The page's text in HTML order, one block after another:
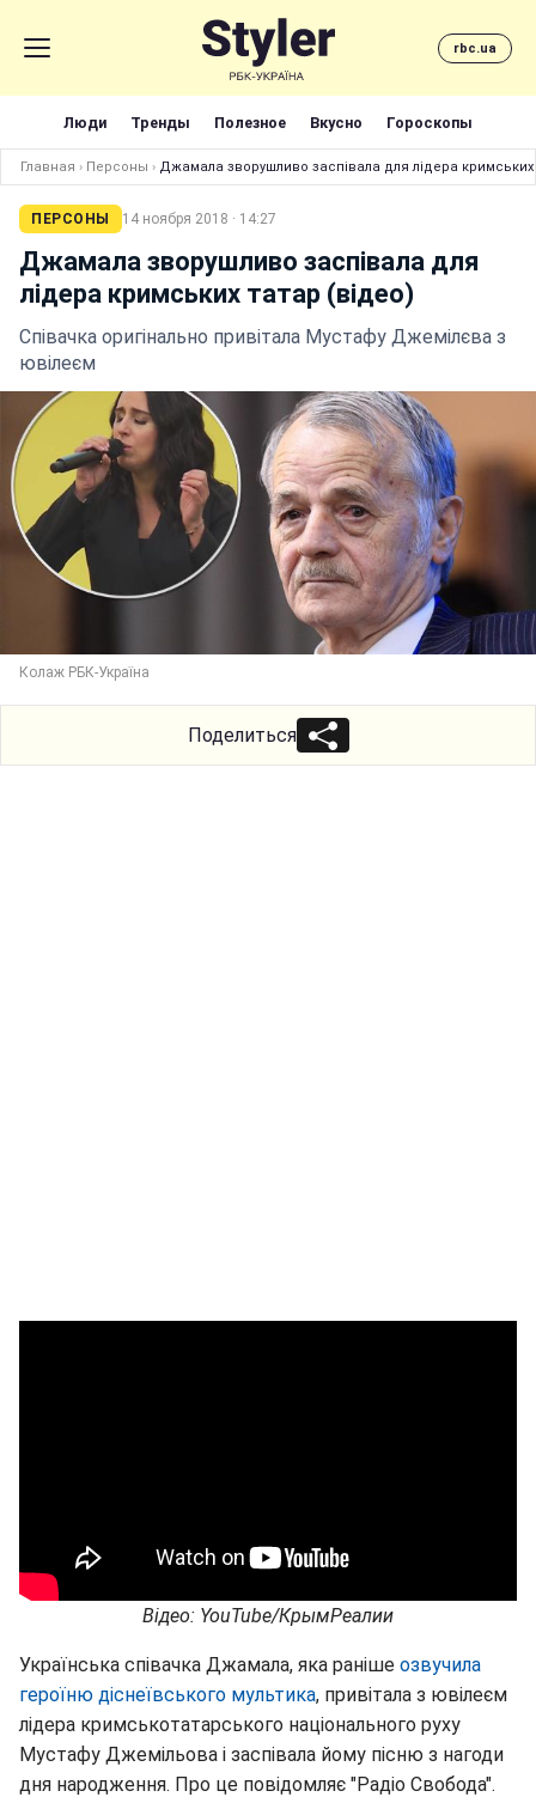
rbc.ua
Люди Тренды Полезное Вкусно Гороскопы
Главная › Персоны › Джамала зворушливо заспівала для лідера кримських
ПЕРСОНЫ 14 ноября 2018 · 14:27
Джамала зворушливо заспівала для
лідера кримських татар (відео)
Співачка оригінально привітала Мустафу Джемілєва з
ювілеєм
Колаж РБК-Україна
Поделиться
Відео: YouTube/КрымРеалии
Українська співачка Джамала, яка раніше озвучила
героїню діснеївського мультика, привітала з ювілеєм
лідера кримськотатарського національного руху
Мустафу Джемільова і заспівала йому пісню з нагоди
дня народження. Про це повідомляє "Радіо Свобода".